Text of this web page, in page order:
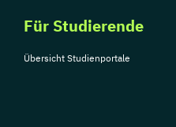
Für Studierende
Übersicht Studienportale